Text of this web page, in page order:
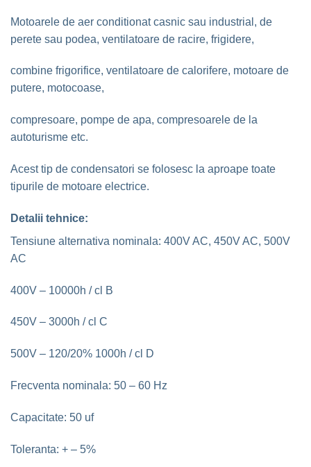
Motoarele de aer conditionat casnic sau industrial, de
perete sau podea, ventilatoare de racire, frigidere,
combine frigorifice, ventilatoare de calorifere, motoare de
putere, motocoase,
compresoare, pompe de apa, compresoarele de la
autoturisme etc.
Acest tip de condensatori se folosesc la aproape toate
tipurile de motoare electrice.
Detalii tehnice:
Tensiune alternativa nominala: 400V AC, 450V AC, 500V
AC
400V – 10000h / cl B
450V – 3000h / cl C
500V – 120/20% 1000h / cl D
Frecventa nominala: 50 – 60 Hz
Capacitate: 50 uf
Toleranta: + – 5%